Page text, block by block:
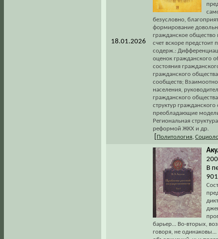
18.01.2026
безусловно,
формирование
гражданское
счет вскоре
содерж.:
оценок гражданского
состояния
гражданского
сообществ;
населения,
гражданского
структур
преобладающие
Региональная
реформой ЖКХ и др.
Политология
В
барьер... Во-вторых,
говоря, не